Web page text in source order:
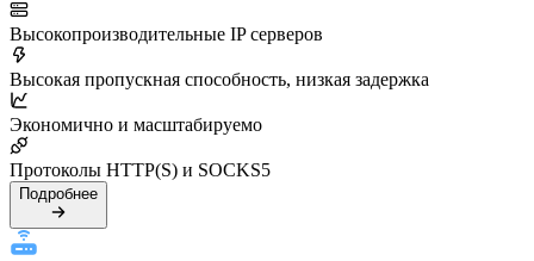
Высокопроизводительные IP серверов
Высокая пропускная способность, низкая задержка
Экономично и масштабируемо
Протоколы HTTP(S) и SOCKS5
Подробнее